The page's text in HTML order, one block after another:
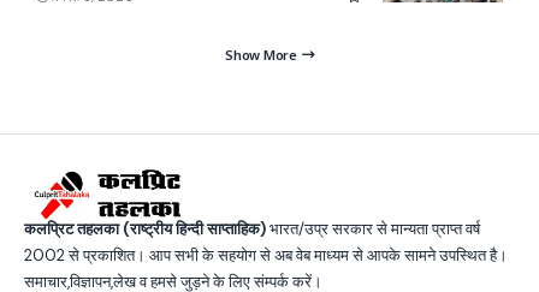
Show More
कलप्रिट तहलका (राष्ट्रीय हिन्दी साप्ताहिक)भारत/उप्र सरकार से मान्यता प्राप्त वर्ष
2002 से प्रकाशित। आप सभी के सहयोग से अब वेब माध्यम से आपके सामने उपस्थित है।
समाचार,विज्ञापन,लेख व हमसे जुड़ने के लिए संम्पर्क करें।